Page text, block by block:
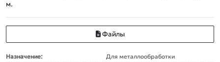
м.
Файлы
Назначение:
Для металлообработки